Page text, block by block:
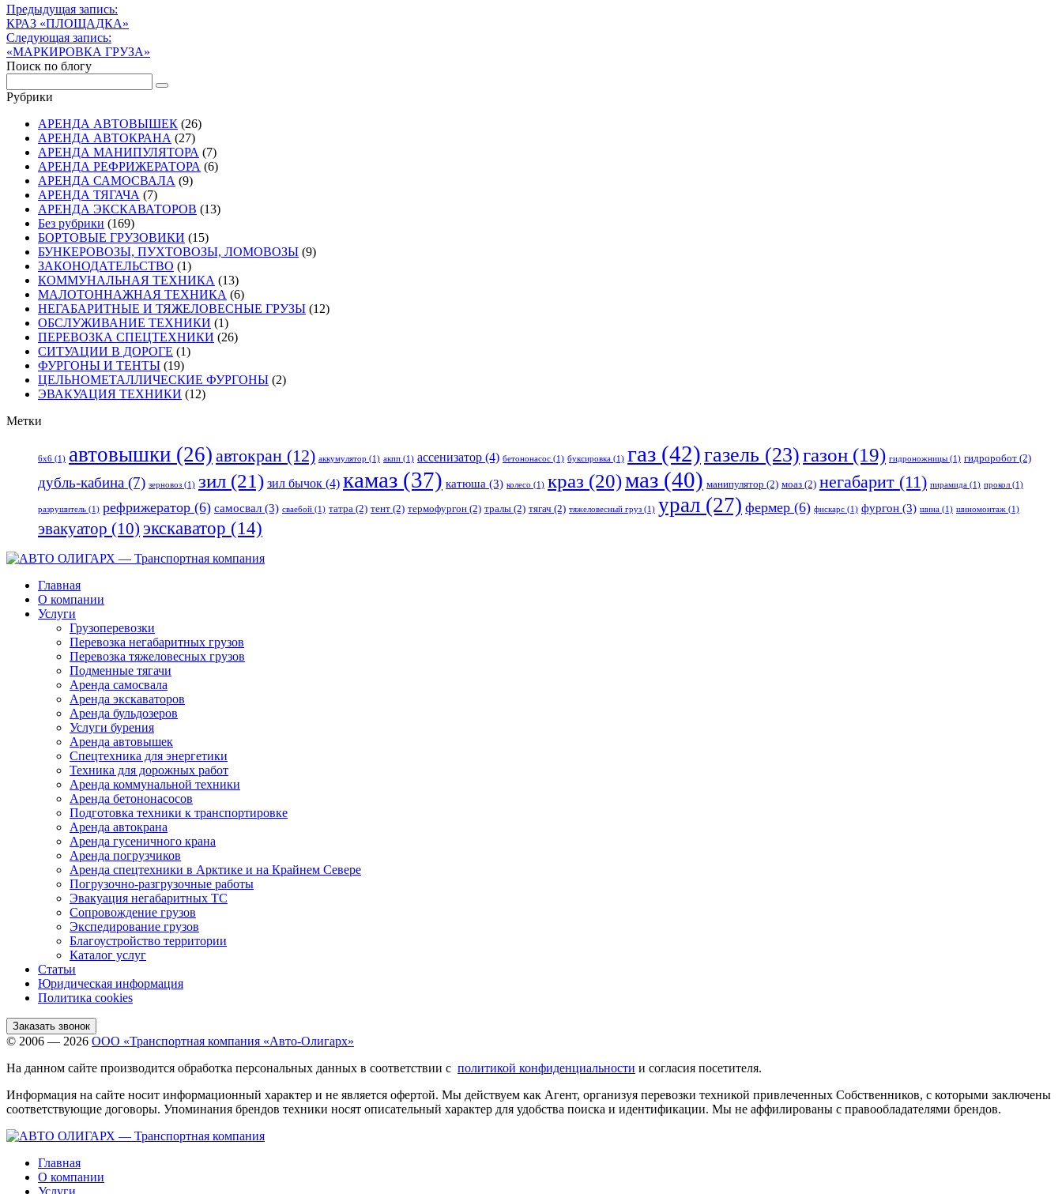
Навигация
по
записям
Предыдущая запись:
Предыдущая
запись
КРАЗ «ПЛОЩАДКА»
Следующая запись:
Следующая
запись
«МАРКИРОВКА ГРУЗА»
Поиск по блогу
Рубрики
АРЕНДА АВТОВЫШЕК (26)
АРЕНДА АВТОКРАНА (27)
АРЕНДА МАНИПУЛЯТОРА (7)
АРЕНДА РЕФРИЖЕРАТОРА (6)
АРЕНДА САМОСВАЛА (9)
АРЕНДА ТЯГАЧА (7)
АРЕНДА ЭКСКАВАТОРОВ (13)
Без рубрики (169)
БОРТОВЫЕ ГРУЗОВИКИ (15)
БУНКЕРОВОЗЫ, ПУХТОВОЗЫ, ЛОМОВОЗЫ (9)
ЗАКОНОДАТЕЛЬСТВО (1)
КОММУНАЛЬНАЯ ТЕХНИКА (13)
МАЛОТОННАЖНАЯ ТЕХНИКА (6)
НЕГАБАРИТНЫЕ И ТЯЖЕЛОВЕСНЫЕ ГРУЗЫ (12)
ОБСЛУЖИВАНИЕ ТЕХНИКИ (1)
ПЕРЕВОЗКА СПЕЦТЕХНИКИ (26)
СИТУАЦИИ В ДОРОГЕ (1)
ФУРГОНЫ И ТЕНТЫ (19)
ЦЕЛЬНОМЕТАЛЛИЧЕСКИЕ ФУРГОНЫ (2)
ЭВАКУАЦИЯ ТЕХНИКИ (12)
Метки
6x6 (1) автовышки (26) автокран (12) аккумулятор (1) акпп (1) ассенизатор (4) бетононасос (1) буксировка (1) газ (42)газель (23)газон (19) гидроножницы (1) гидроробот (2)
дубль-кабина (7) зерновоз (1) зил (21) зил бычок (4) камаз (37) катюша (3) колесо (1) краз (20)маз (40) манипулятор (2) моаз (2) негабарит (11) пирамида (1) прокол (1)
разрушитель (1) рефрижератор (6) самосвал (3) сваебой (1) татра (2) тент (2) термофургон (2) тралы (2) тягач (2) тяжеловесный груз (1) урал (27) фермер (6) фискарс (1) фургон (3) шина (1) шиномонтаж (1)
эвакуатор (10) экскаватор (14)
Главная
О компании
Услуги
Грузоперевозки
Перевозка негабаритных грузов
Перевозка тяжеловесных грузов
Подменные тягачи
Аренда самосвала
Аренда экскаваторов
Аренда бульдозеров
Услуги бурения
Аренда автовышек
Спецтехника для энергетики
Техника для дорожных работ
Аренда коммунальной техники
Аренда бетононасосов
Подготовка техники к транспортировке
Аренда автокрана
Аренда гусеничного крана
Аренда погрузчиков
Аренда спецтехники в Арктике и на Крайнем Севере
Погрузочно-разгрузочные работы
Эвакуация негабаритных ТС
Сопровождение грузов
Экспедирование грузов
Благоустройство территории
Каталог услуг
Статьи
Юридическая информация
Политика cookies
Заказать звонок
© 2006 — 2026 ООО «Транспортная компания «Авто-Олигарх»
На данном сайте производится обработка персональных данных в соответствии с политикой конфиденциальности и согласия посетителя.
Информация на сайте носит информационный характер и не является офертой. Мы действуем как Агент, организуя перевозки техникой привлеченных Собственников, с которыми заключены
соответствующие договоры. Упоминания брендов техники носят описательный характер для удобства поиска и идентификации. Мы не аффилированы с правообладателями брендов.
Главная
О компании
Услуги